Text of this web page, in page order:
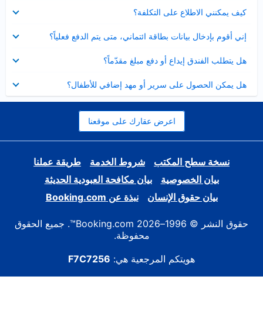
كيف يمكنني الاطلاع على التكلفة؟
مصغر
إني أقوم بإدخال بيانات بطاقة ائتماني، متى يتم الدفع فعلياً؟
مصغر
هل يتطلب الفندق إيداع أو دفع مبلغ مقدّماً؟
مصغر
هل يمكن الحصول على سرير أو مهد إضافي للأطفال؟
مصغر
اعرض عقارك على موقعنا
نسخة سطح المكتب شروط الخدمة
طريقة عملنا
بيان الخصوصية
بيان مكافحة العبودية الحديثة
بيان حقوق الإنسان
نبذة عن Booking.com
حقوق النشر © 1996–2026 Booking.com™. جميع الحقوق
محفوظة.
هويتكم المرجعية هي: F7C7256